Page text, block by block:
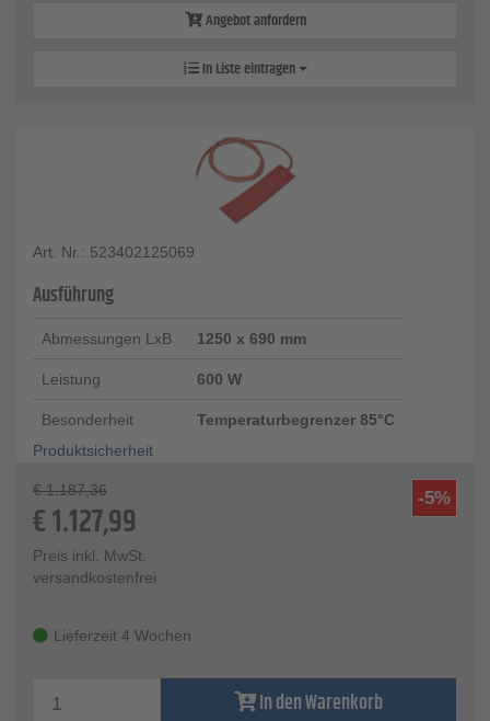
Angebot anfordern
In Liste eintragen
Art. Nr.: 523402125069
Ausführung
Abmessungen LxB 1250 x 690 mm
Leistung 600 W
Besonderheit
Temperaturbegrenzer 85°C
Produktsicherheit
-5%
€ 1.187,36
€1.127,99
Preis inkl. MwSt.
versandkostenfrei
Lieferzeit 4 Wochen
In den Warenkorb